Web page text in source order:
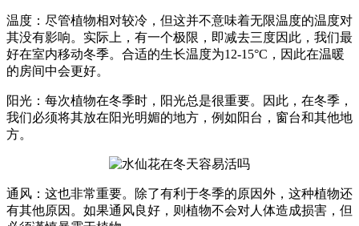
温度：尽管植物相对较冷，但这并不意味着无限温度的温度对
其没有影响。实际上，有一个极限，即减去三度因此，我们最
好在室内移动冬季。合适的生长温度为12-15°C，因此在温暖
的房间中会更好。
阳光：每次植物在冬季时，阳光总是很重要。因此，在冬季，
我们必须将其放在阳光明媚的地方，例如阳台，窗台和其他地
方。
通风：这也非常重要。除了有利于冬季的原因外，这种植物还
有其他原因。如果通风良好，则植物不会对人体造成损害，但